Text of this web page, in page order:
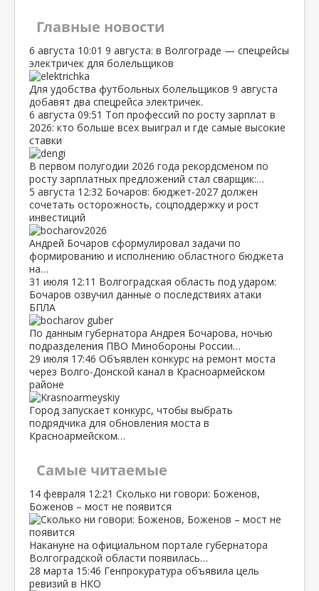
Главные новости
6 августа 10:01 9 августа: в Волгограде — спецрейсы
электричек для болельщиков
Для удобства футбольных болельщиков 9 августа
добавят два спецрейса электричек.
6 августа 09:51 Топ профессий по росту зарплат в
2026: кто больше всех выиграл и где самые высокие
ставки
В первом полугодии 2026 года рекордсменом по
росту зарплатных предложений стал сварщик:…
5 августа 12:32 Бочаров: бюджет‑2027 должен
сочетать осторожность, соцподдержку и рост
инвестиций
Андрей Бочаров сформулировал задачи по
формированию и исполнению областного бюджета
на…
31 июля 12:11 Волгоградская область под ударом:
Бочаров озвучил данные о последствиях атаки
БПЛА
По данным губернатора Андрея Бочарова, ночью
подразделения ПВО Минобороны России…
29 июля 17:46 Объявлен конкурс на ремонт моста
через Волго‑Донской канал в Красноармейском
районе
Город запускает конкурс, чтобы выбрать
подрядчика для обновления моста в
Красноармейском…
Самые читаемые
14 февраля 12:21 Сколько ни говори: Боженов,
Боженов – мост не появится
Накануне на официальном портале губернатора
Волгоградской области появилась…
28 марта 15:46 Генпрокуратура объявила цель
ревизий в НКО